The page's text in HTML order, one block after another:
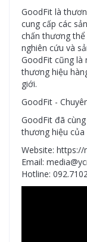
GoodFit là
cung cấp các
chấn thương
nghiên cứu và
GoodFit cũng là
thương hiệu
giới.
GoodFit -
GoodFit đã
thương hiệu của
Website: https://
Email:
Hotline: